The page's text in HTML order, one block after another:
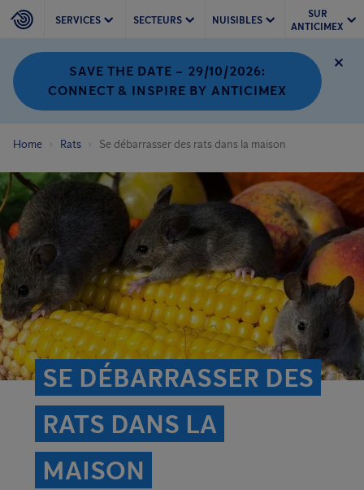
SERVICES SECTEURS NUISIBLES
SUR
ANTICIMEX
SAVE THE DATE – 29/10/2026:
CONNECT & INSPIRE BY ANTICIMEX
Home Rats Se débarrasser des rats dans la maison
SE DÉBARRASSER DES
RATS DANS LA
MAISON